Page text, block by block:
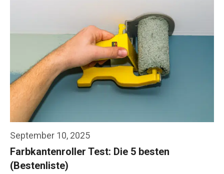
September 10, 2025
Farbkantenroller Test: Die 5 besten
(Bestenliste)